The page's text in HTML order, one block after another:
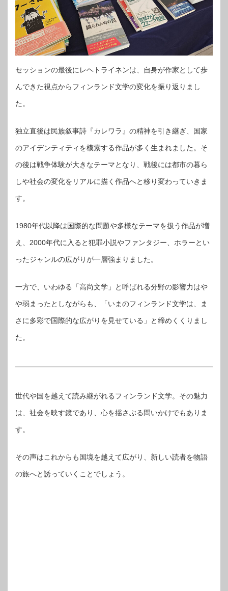
セッションの最後にレヘトライネンは、自身が作家として歩
んできた視点からフィンランド文学の変化を振り返りまし
た。
独立直後は民族叙事詩『カレワラ』の精神を引き継ぎ、国家
のアイデンティティを模索する作品が多く生まれました。そ
の後は戦争体験が大きなテーマとなり、戦後には都市の暮ら
しや社会の変化をリアルに描く作品へと移り変わっていきま
す。
1980年代以降は国際的な問題や多様なテーマを扱う作品が増
え、2000年代に入ると犯罪小説やファンタジー、ホラーとい
ったジャンルの広がりが一層強まりました。
一方で、いわゆる「高尚文学」と呼ばれる分野の影響力はや
や弱まったとしながらも、「いまのフィンランド文学は、ま
さに多彩で国際的な広がりを見せている」と締めくくりまし
た。
世代や国を越えて読み継がれるフィンランド文学。その魅力
は、社会を映す鏡であり、心を揺さぶる問いかけでもありま
す。
その声はこれからも国境を越えて広がり、新しい読者を物語
の旅へと誘っていくことでしょう。